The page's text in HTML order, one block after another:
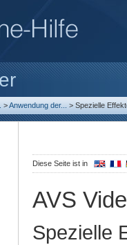
>Anwendung der... > Spezielle
Diese Seite ist in
AVS
Spezielle